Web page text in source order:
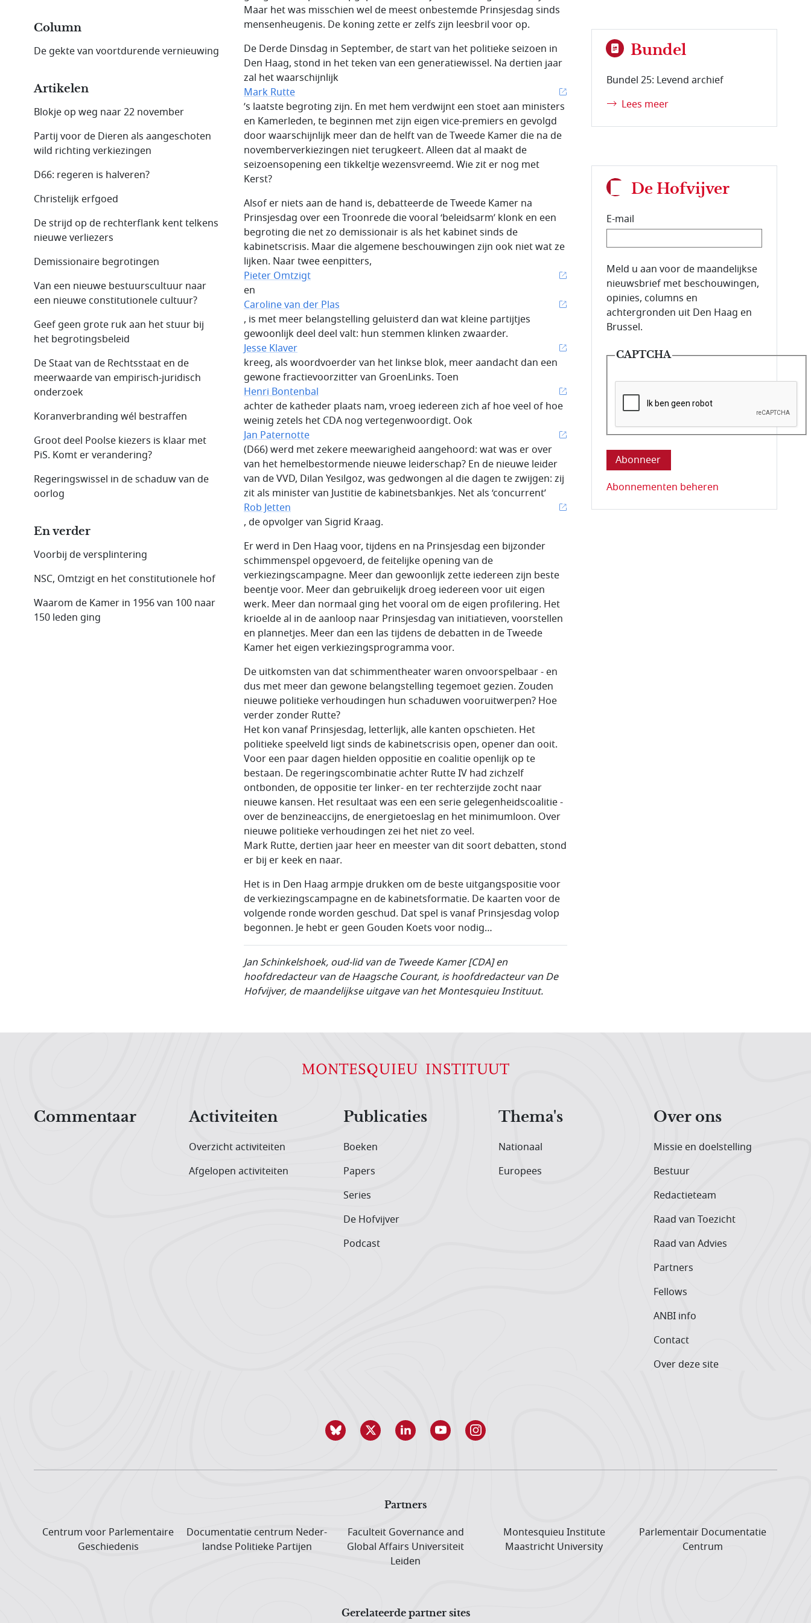
Maar het was misschien wel de meest onbestemde Prinsjesdag sinds
mensenheugenis. De koning zette er zelfs zijn leesbril voor op.
De Derde Dinsdag in September, de start van het politieke seizoen in
Den Haag, stond in het teken van een generatiewissel. Na dertien jaar
zal het waarschijnlijk
Mark Rutte
’s laatste begroting zijn. En met hem verdwijnt een stoet aan ministers
en Kamerleden, te beginnen met zijn eigen vice-premiers en gevolgd
door waarschijnlijk meer dan de helft van de Tweede Kamer die na de
novemberverkiezingen niet terugkeert. Alleen dat al maakt de
seizoensopening een tikkeltje wezensvreemd. Wie zit er nog met
Kerst?
Alsof er niets aan de hand is, debatteerde de Tweede Kamer na
Prinsjesdag over een Troonrede die vooral ‘beleidsarm’ klonk en een
begroting die net zo demissionair is als het kabinet sinds de
kabinetscrisis. Maar die algemene beschouwingen zijn ook niet wat ze
lijken. Naar twee eenpitters,
Pieter Omtzigt
en
Caroline van der Plas
, is met meer belangstelling geluisterd dan wat kleine partijtjes
gewoonlijk deel deel valt: hun stemmen klinken zwaarder.
Jesse Klaver
kreeg, als woordvoerder van het linkse blok, meer aandacht dan een
gewone fractievoorzitter van GroenLinks. Toen
Henri Bontenbal
achter de katheder plaats nam, vroeg iedereen zich af hoe veel of hoe
weinig zetels het CDA nog vertegenwoordigt. Ook
Jan Paternotte
(D66) werd met zekere meewarigheid aangehoord: wat was er over
van het hemelbestormende nieuwe leiderschap? En de nieuwe leider
van de VVD, Dilan Yesilgoz, was gedwongen al die dagen te zwijgen: zij
zit als minister van Justitie de kabinetsbankjes. Net als ‘concurrent’
Rob Jetten
, de opvolger van Sigrid Kraag.
Er werd in Den Haag voor, tijdens en na Prinsjesdag een bijzonder
schimmenspel opgevoerd, de feitelijke opening van de
verkiezingscampagne. Meer dan gewoonlijk zette iedereen zijn beste
beentje voor. Meer dan gebruikelijk droeg iedereen voor uit eigen
werk. Meer dan normaal ging het vooral om de eigen profilering. Het
krioelde al in de aanloop naar Prinsjesdag van initiatieven, voorstellen
en plannetjes. Meer dan een las tijdens de debatten in de Tweede
Kamer het eigen verkiezingsprogramma voor.
De uitkomsten van dat schimmentheater waren onvoorspelbaar - en
dus met meer dan gewone belangstelling tegemoet gezien. Zouden
nieuwe politieke verhoudingen hun schaduwen vooruitwerpen? Hoe
verder zonder Rutte?
Het kon vanaf Prinsjesdag, letterlijk, alle kanten opschieten. Het
politieke speelveld ligt sinds de kabinetscrisis open, opener dan ooit.
Voor een paar dagen hielden oppositie en coalitie openlijk op te
bestaan. De regeringscombinatie achter Rutte IV had zichzelf
ontbonden, de oppositie ter linker- en ter rechterzijde zocht naar
nieuwe kansen. Het resultaat was een een serie gelegenheidscoalitie -
over de benzineaccijns, de energietoeslag en het minimumloon. Over
nieuwe politieke verhoudingen zei het niet zo veel.
Mark Rutte, dertien jaar heer en meester van dit soort debatten, stond
er bij er keek en naar.
Het is in Den Haag armpje drukken om de beste uitgangspositie voor
de verkiezingscampagne en de kabinetsformatie. De kaarten voor de
volgende ronde worden geschud. Dat spel is vanaf Prinsjesdag volop
begonnen. Je hebt er geen Gouden Koets voor nodig…
Jan Schinkelshoek, oud-lid van de Tweede Kamer [CDA] en
hoofdredacteur van de Haagsche Courant, is hoofdredacteur van De
Hofvijver, de maandelijkse uitgave van het Montesquieu Instituut.
Column
De gekte van voortdurende vernieuwing
Artikelen
Blokje op weg naar 22 november
Partij voor de Dieren als aangeschoten
wild richting verkiezingen
D66: regeren is halveren?
Christelijk erfgoed
De strijd op de rechterflank kent telkens
nieuwe verliezers
Demissionaire begrotingen
Van een nieuwe bestuurscultuur naar
een nieuwe constitutionele cultuur?
Geef geen grote ruk aan het stuur bij
het begrotingsbeleid
De Staat van de Rechtsstaat en de
meerwaarde van empirisch-juridisch
onderzoek
Koranverbranding wél bestraffen
Groot deel Poolse kiezers is klaar met
PiS. Komt er verandering?
Regeringswissel in de schaduw van de
oorlog
En verder
Voorbij de versplintering
NSC, Omtzigt en het constitutionele hof
Waarom de Kamer in 1956 van 100 naar
150 leden ging
Bundel
Bundel 25: Levend archief
Lees meer
De Hofvijver
E-mail
E-mailadres van de abonnee.
Meld u aan voor de maandelijkse
nieuwsbrief met beschouwingen,
opinies, columns en
achtergronden uit Den Haag en
Brussel.
CAPTCHA
Deze vraag is om te controleren dat u
Abonnementen beheren
Commentaar
Activiteiten
Overzicht activiteiten
Afgelopen activiteiten
Publicaties
Boeken
Papers
Series
De Hofvijver
Podcast
Thema's
Nationaal
Europees
Over ons
Missie en doelstelling
Bestuur
Redactieteam
Raad van Toezicht
Raad van Advies
Partners
Fellows
ANBI info
Contact
Over deze site
Partners
Centrum voor Parlementaire
Geschiedenis
Documentatie centrum Neder­
landse Politieke Partijen
Faculteit Governance and
Global Affairs Universiteit
Leiden
Montesquieu Institute
Maastricht University
Parlementair Documentatie
Centrum
Gerelateerde partner sites